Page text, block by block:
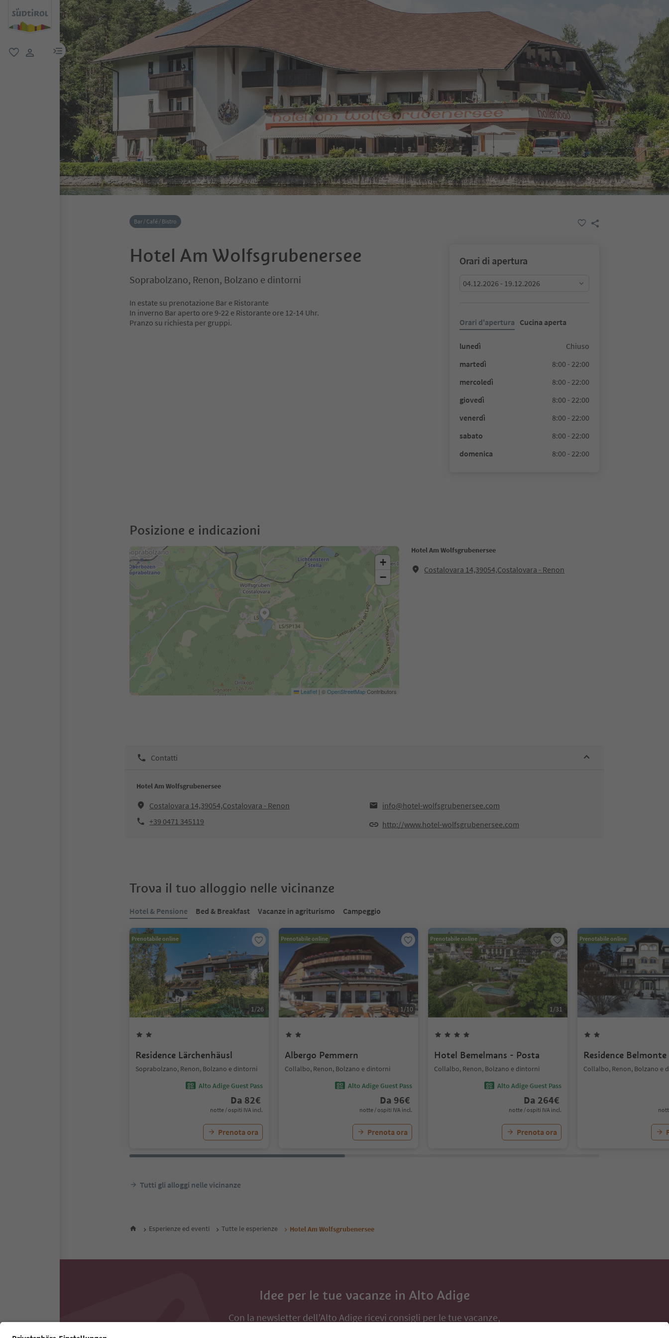
menu link
Bar / Café / Bistro
Hotel Am Wolfsgrubenersee
Soprabolzano, Renon, Bolzano e dintorni
In estate su prenotazione Bar e Ristorante
In inverno Bar aperto ore 9-22 e Ristorante ore 12-14 Uhr.
Pranzo su richiesta per gruppi.
Orari di apertura
04.12.2026 - 19.12.2026
Orari d'apertura Cucina aperta
lunedì
Chiuso
martedì
8:00 - 22:00
mercoledì
8:00 - 22:00
giovedì
8:00 - 22:00
venerdì
8:00 - 22:00
sabato
8:00 - 22:00
domenica
8:00 - 22:00
Posizione e indicazioni
Hotel Am Wolfsgrubenersee
Costalovara 14,39054,Costalovara - Renon
+
−
Leaflet | ©OpenStreetMapContributors
Contatti
Hotel Am Wolfsgrubenersee
Costalovara 14,39054,Costalovara - Renon
info@hotel-wolfsgrubenersee.com
+39 0471 345119
http://www.hotel-wolfsgrubenersee.com
Trova il tuo alloggio nelle vicinanze
Hotel & Pensione Bed & Breakfast Vacanze in agriturismo Campeggio
Prenotabile online
1/26
Residence Lärchenhäusl
Soprabolzano, Renon, Bolzano e dintorni
Alto Adige Guest Pass
Da 82€
notte / ospiti IVA incl.
Prenota ora
Prenotabile online
1/10
Albergo Pemmern
Collalbo, Renon, Bolzano e dintorni
Alto Adige Guest Pass
Da 96€
notte / ospiti IVA incl.
Prenota ora
Prenotabile online
1/31
Hotel Bemelmans - Posta
Collalbo, Renon, Bolzano e dintorni
Alto Adige Guest Pass
Da 264€
notte / ospiti IVA incl.
Prenota ora
Prenotabile online
Residence Belmonte
Collalbo, Renon, Bolzano e
Tutti gli alloggi nelle vicinanze
Esperienze ed eventi Tutte le esperienze Hotel Am Wolfsgrubenersee
Idee per le tue vacanze in Alto Adige
Con la newsletter dell’Alto Adige ricevi consigli per le tue vacanze,